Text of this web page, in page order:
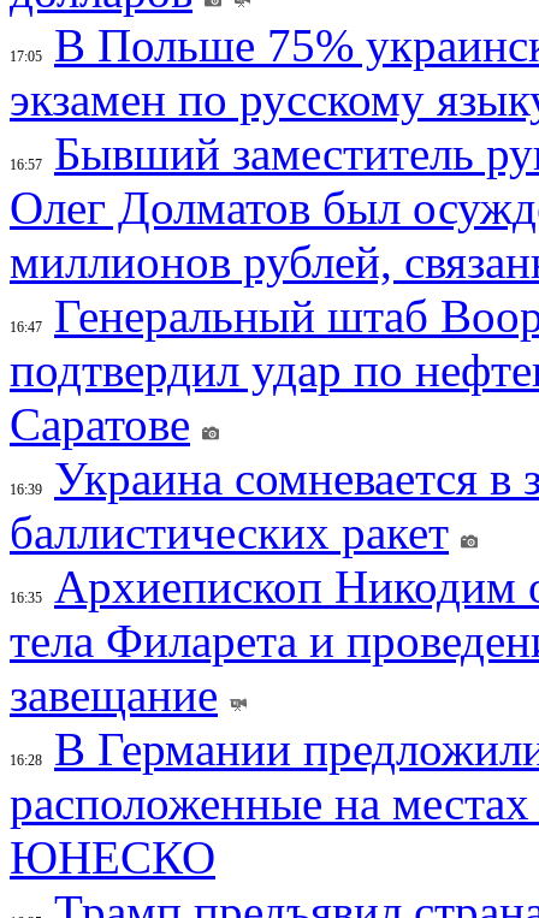
17:05
В Польше 75%
экзамен по русскому
16:57
Бывший заместитель
Олег Долматов был
миллионов рублей,
16:47
Генеральный штаб
подтвердил удар по
Саратове
16:39
Украина сомневается в
баллистических ракет
16:35
Архиепископ
тела Филарета и
завещание
16:28
В Германии
расположенные на
ЮНЕСКО